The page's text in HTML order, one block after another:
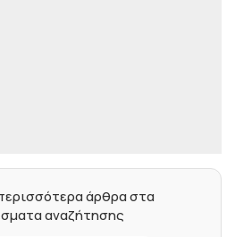
άρθρα στα
αναζήτησης